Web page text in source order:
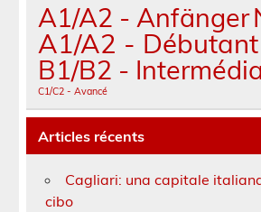
A1/A2 - Anfänger
A1/A2 - Débutant
B1/B2 -
C1/C2 - Avancé
Articles récents
Cagliari: una capitale
cibo